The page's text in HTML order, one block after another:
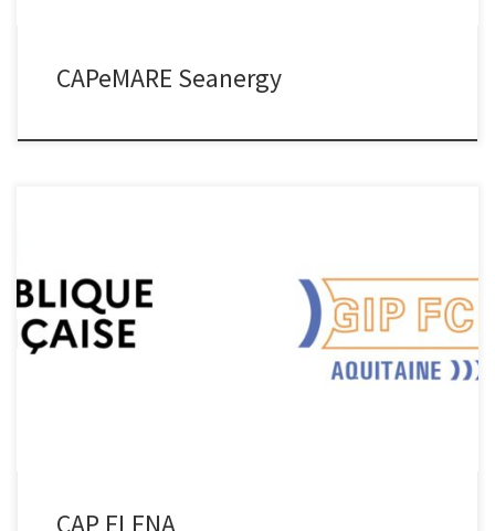
CAPeMARE Seanergy
CAP ELENA CAP ELENA Projet d’envergure régionale porté par
l’Université de Bordeaux, CAP ELENA a pour objectif de dynamiser
l’offre de formation de la filière de l’électronique en Nouvelle-
Aquitaine, via : Un processus d’amélioration de l’attractivité des
métiers de l’électronique, La mise en place de nouvelles actions
CAP ELENA